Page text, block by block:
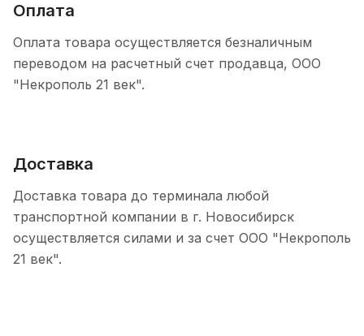
Оплата
Оплата товара осуществляется безналичным
переводом на расчетный счет продавца, ООО
"Некрополь 21 век".
Доставка
Доставка товара до терминала любой
транспортной компании в г. Новосибирск
осуществляется силами и за счет ООО "Некрополь
21 век".